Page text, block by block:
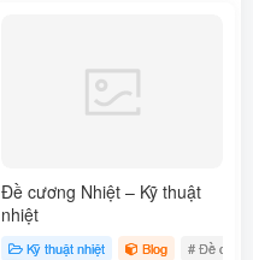
Đề cương Nhiệt – Kỹ thuật
nhiệt
Kỹ thuật nhiệt Blog # Đề